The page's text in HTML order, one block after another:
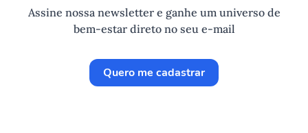
Assine nossa newsletter e ganhe um universo de
bem-estar direto no seu e-mail
Quero me cadastrar